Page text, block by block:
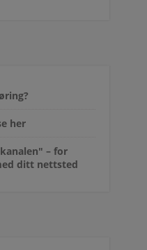
her
– for
ditt nettsted